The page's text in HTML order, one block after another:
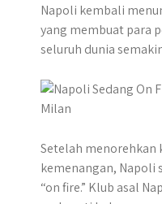
a
t
s
p
c
e
b
o
k
s
s
e
g
e
l
e
g
a
m
Napoli kembali
yang membuat para
seluruh dunia
Setelah menorehkan
kemenangan, Napoli
“on fire.” Klub asal